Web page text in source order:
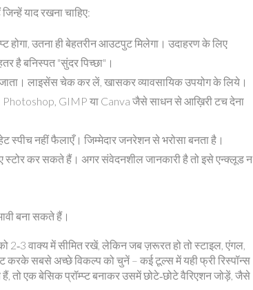
याद रखना चाहिए:
उतना ही बेहतरीन आउटपुट मिलेगा। उदाहरण के लिए
है बनिस्पत "सुंदर पिच्छा"।
लाइसेंस चेक कर लें, खासकर व्यावसायिक उपयोग के लिये।
Photoshop, GIMP या Canva जैसे साधन से आख़िरी टच देना
नहीं फैलाएँ। जिम्मेदार जनरेशन से भरोसा बनता है।
स्टोर कर सकते हैं। अगर संवेदनशील जानकारी है तो इसे एन्क्लूड न
बना सकते हैं।
वाक्य में सीमित रखें, लेकिन जब ज़रूरत हो तो स्टाइल, एंगल,
सबसे अच्छे विकल्प को चुनें – कई टूल्स में यही फ्री रिस्पॉन्स
तो एक बेसिक प्रॉम्प्ट बनाकर उसमें छोटे‑छोटे वैरिएशन जोड़ें, जैसे